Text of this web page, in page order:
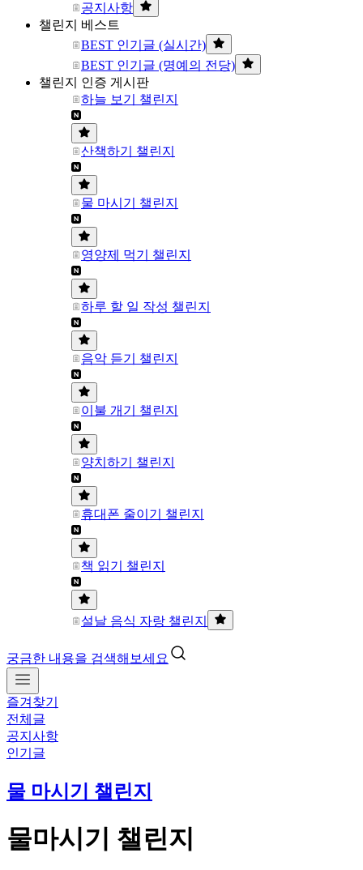
공지사항
챌린지 베스트
BEST 인기글 (실시간)
BEST 인기글 (명예의 전당)
챌린지 인증 게시판
하늘 보기 챌린지
산책하기 챌린지
물 마시기 챌린지
영양제 먹기 챌린지
하루 할 일 작성 챌린지
음악 듣기 챌린지
이불 개기 챌린지
양치하기 챌린지
휴대폰 줄이기 챌린지
책 읽기 챌린지
설날 음식 자랑 챌린지
궁금한 내용을 검색해보세요
즐겨찾기
전체글
공지사항
인기글
물 마시기 챌린지
물마시기 챌린지